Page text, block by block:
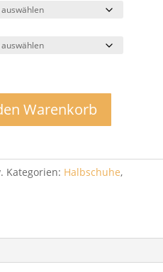
Warenkorb
Kategorien: Halbschuhe,